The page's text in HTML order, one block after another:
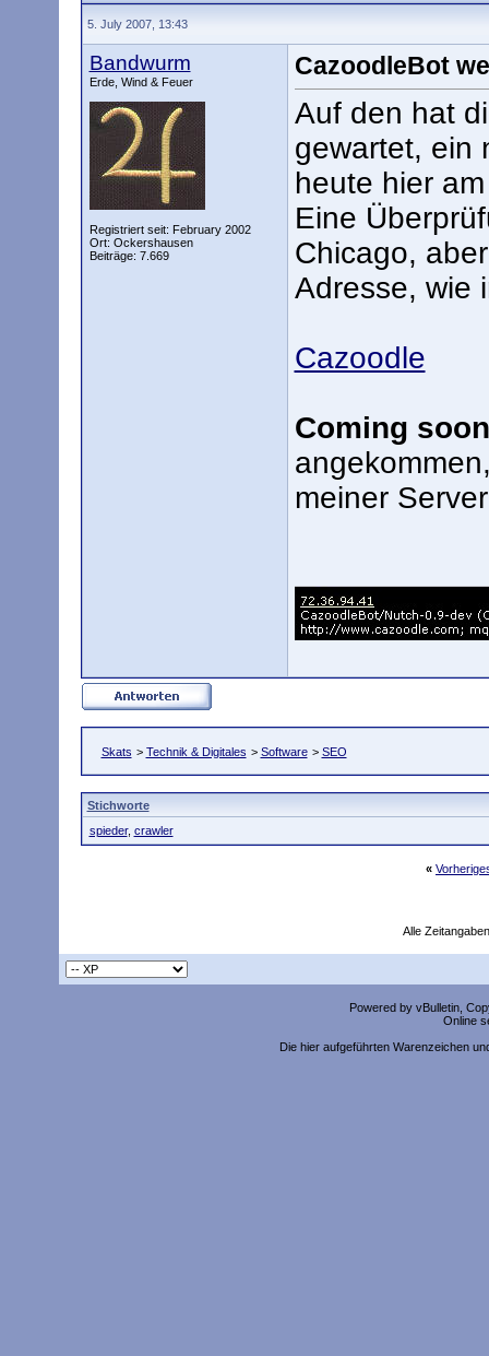
5. July 2007, 13:43
Bandwurm
Erde, Wind & Feuer
Registriert seit: February 2002
Ort: Ockershausen
Beiträge: 7.669
CazoodleBot
Auf den hat
gewartet, ein
heute hier
Eine
Chicago,
Adresse, wie
Cazoodle
Coming soon
meiner
Skats > Technik & Digitales > Software > SEO
Stichworte
spieder, crawler
«
Alle
Powered by vBulletin,
Online
Die hier aufgeführten Warenzeichen